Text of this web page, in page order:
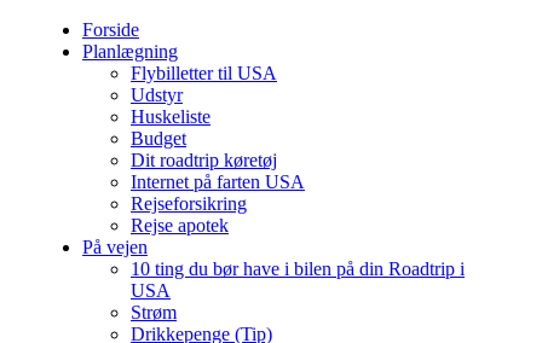
Forside
Planlægning
Flybilletter til USA
Udstyr
Huskeliste
Budget
Dit roadtrip køretøj
Internet på farten USA
Rejseforsikring
Rejse apotek
På vejen
10 ting du bør have i bilen på din Roadtrip i
USA
Strøm
Drikkepenge (Tip)